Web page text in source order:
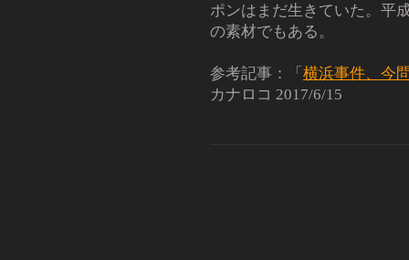
ポンはまだ生きていた。平
の素材でもある。
参考記事：「 横浜事件、今
カナロコ 2017/6/15